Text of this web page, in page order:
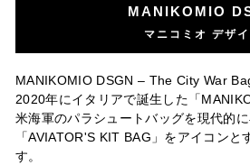
MANIKOMIO
マニコミオ デザ
MANIKOMIO DSGN ‒ The City War
2020年にイタリアで誕生した「
米海軍のパラシュートバッグを現代的
「AVIATOR'S KIT BAG」をアイコンと
す。